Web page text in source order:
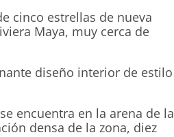
cinco estrellas de nueva
Maya, muy cerca de
diseño interior de estilo
encuentra en la arena de la
densa de la zona, diez